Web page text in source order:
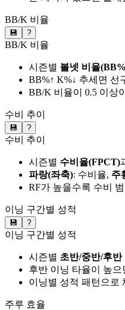
BB/K 비율
💾 ?
BB/K 비율
시즌별 볼넷 비율
BB%↑ K%↓ 추세면 선
BB/K 비율이 0.5 이상
수비 추이
💾 ?
수비 추이
시즌별 수비율(FPCT)
파랑(좌축): 수비율, 주
RF가 높을수록 수비
이닝 구간별 성적
💾 ?
이닝 구간별 성적
시즌별 초반/중반/후반
후반 이닝 타율이 높
이닝별 성적 패턴으로
주루 효율